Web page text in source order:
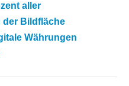
aller
der Bildfläche
Währungen